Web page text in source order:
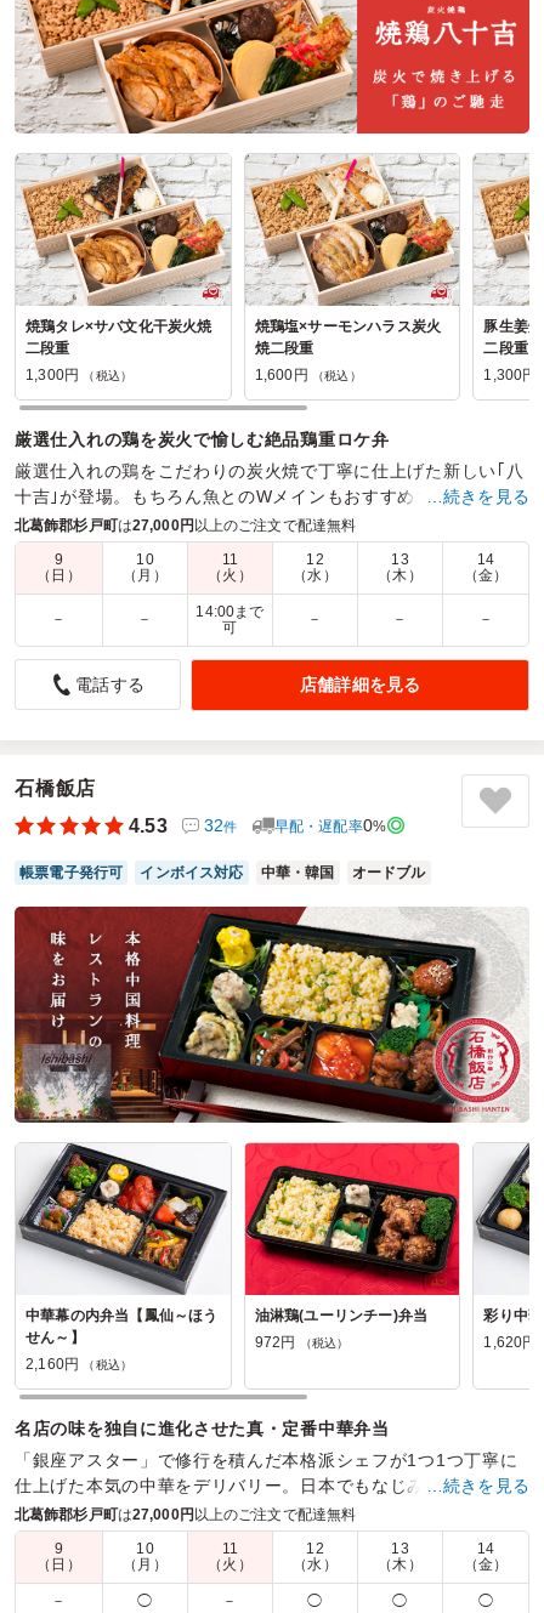
パンダ飯店の口コミをもっと見る
焼鶏タレ×サバ文化干炭火焼
二段重
1,300円
（税込）
焼鶏塩×サーモンハラス炭火
焼二段重
1,600円
（税込）
豚生姜
二段重
1,300円
厳選仕入れの鶏を炭火で愉しむ絶品鶏重ロケ弁
厳選仕入れの鶏をこだわりの炭火焼で丁寧に仕上げた新しい｢八
十吉｣が登場。もちろん魚とのWメインもおすすめです。
商品数： 19 締切日時： 1日前11:00 価格帯： 1,050円～1,900円
配達時間：
7:30～18:00
メインが2品で満足でした。
4.5 ルンドベック・ジャパン株式会社
研修会のお昼のお弁当として注文しました。量がしっかりあ
り、参加者からも食べ応えがあって満足できたと好評でし
た。おかずの内容もバランスが良く、最後まで飽きずに楽し
ため、安心して利用できました。またお願いしたいです。
ご利用シーン： 会議・セミナー ›研修
東京都中央区日本橋本町2026/06/27
焼鶏八十吉の口コミをもっと見る
…続きを見る
北葛飾郡杉戸町は27,000円以上のご注文で配達無料
9
（日）
10
（月）
11
（火）
12
（水）
13
（木）
14
（金）
－ －
14:00まで
可
－ － －
電話する 店舗詳細を見る
石橋飯店
4.53
32件 早配・遅配率0%
帳票電子発行可 インボイス対応 中華・韓国 オードブル
中華幕の内弁当【鳳仙～ほう
せん～】
2,160円
（税込）
油淋鶏(ユーリンチー)弁当
972円
（税込）
彩り中
1,620円
名店の味を独自に進化させた真・定番中華弁当
「銀座アスター」で修行を積んだ本格派シェフが1つ1つ丁寧に
仕上げた本気の中華をデリバリー。日本でもなじみ深い料理た
ちがシェフの腕で新たなフェーズへ昇華する。
商品数： 締切日時： 2日前23:45 価格帯：
972円～2,160円
配達時間：
10:30～21:00
…続きを見る
北葛飾郡杉戸町は27,000円 以上のご注文で配達無料
9
（日）
10
（月）
11
（火）
12
（水）
13
（木）
14
（金）
－ ◯ － ◯ ◯ ◯